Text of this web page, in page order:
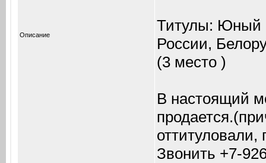
Описание
Титулы: Юный
России,
(3 место )
В настоящий
оттитуловали,
Звонить +7-